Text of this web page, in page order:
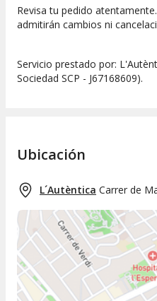
Revisa tu pedido
admitirán cambios ni
Servicio prestado por:
Sociedad SCP - J67168609).
Ubicación
L´Autèntica Carrer de